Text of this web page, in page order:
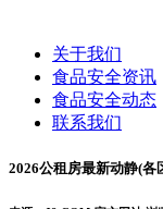
关于我们
食品安全资讯
食品安全动态
联系我们
2026公租房最新动静(各